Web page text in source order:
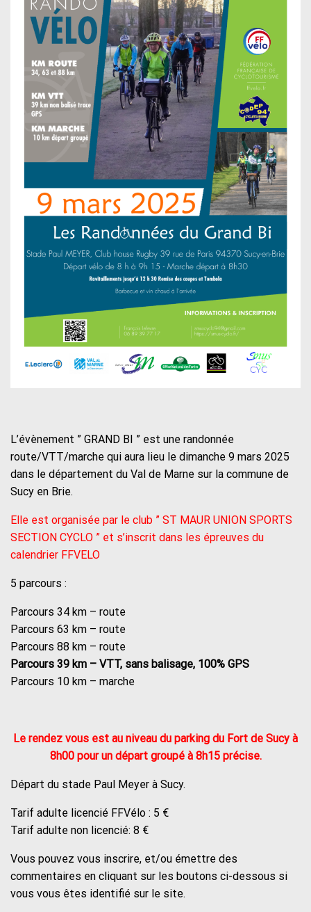
L’évènement ” GRAND BI ” est une randonnée
route/VTT/marche qui aura lieu le dimanche 9 mars 2025
dans le département du Val de Marne sur la commune de
Sucy en Brie.
Elle est organisée par le club ” ST MAUR UNION SPORTS
SECTION CYCLO ” et s’inscrit dans les épreuves du
calendrier FFVELO
5 parcours :
Parcours 34 km – route
Parcours 63 km – route
Parcours 88 km – route
Parcours 39 km – VTT, sans balisage, 100% GPS
Parcours 10 km – marche
Le rendez vous est au niveau du parking du Fort de Sucy à
8h00 pour un départ groupé à 8h15 précise.
Départ du stade Paul Meyer à Sucy.
Tarif adulte licencié FFVélo : 5 €
Tarif adulte non licencié: 8 €
Vous pouvez vous inscrire, et/ou émettre des
commentaires en cliquant sur les boutons ci-dessous si
vous vous êtes identifié sur le site.